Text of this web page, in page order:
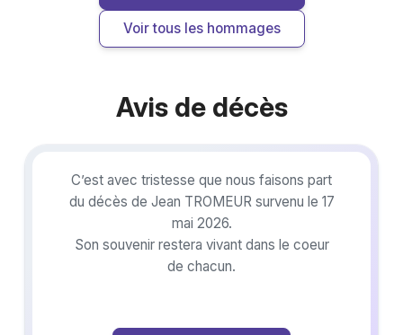
Voir tous les hommages
Avis de décès
C’est avec tristesse que nous faisons part
du décès de Jean TROMEUR survenu le 17
mai 2026.
Son souvenir restera vivant dans le coeur
de chacun.